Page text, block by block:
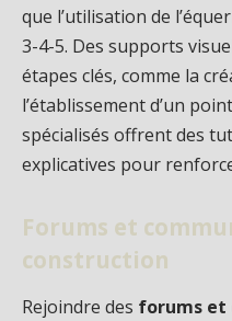
que l’utilisation de
3-4-5. Des supports
étapes clés, comme la
l’établissement d’un
spécialisés offrent des
explicatives pour
Forums et
construction
Rejoindre des forums et